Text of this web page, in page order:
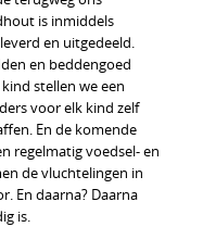
is inmiddels
en uitgedeeld.
en beddengoed
stellen we een
voor elk kind zelf
En de komende
regelmatig voedsel- en
de vluchtelingen in
En daarna? Daarna
is.